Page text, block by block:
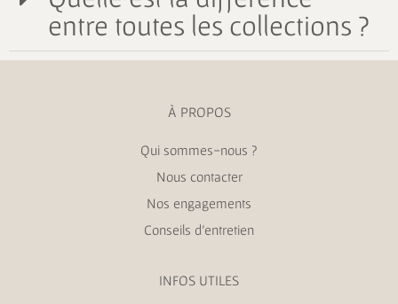
entre toutes les collections ?
À PROPOS
Qui sommes-nous ?
Nous contacter
Nos engagements
Conseils d’entretien
INFOS UTILES